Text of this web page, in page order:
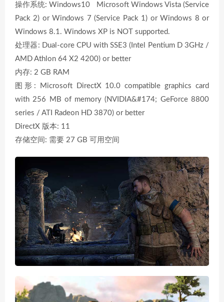
操作系统: Windows10 Microsoft Windows Vista (Service
Pack 2) or Windows 7 (Service Pack 1) or Windows 8 or
Windows 8.1. Windows XP is NOT supported.
处理器: Dual-core CPU with SSE3 (Intel Pentium D 3GHz /
AMD Athlon 64 X2 4200) or better
内存: 2 GB RAM
图形: Microsoft DirectX 10.0 compatible graphics card
with 256 MB of memory (NVIDIA&#174; GeForce 8800
series / ATI Radeon HD 3870) or better
DirectX 版本: 11
存储空间: 需要 27 GB 可用空间